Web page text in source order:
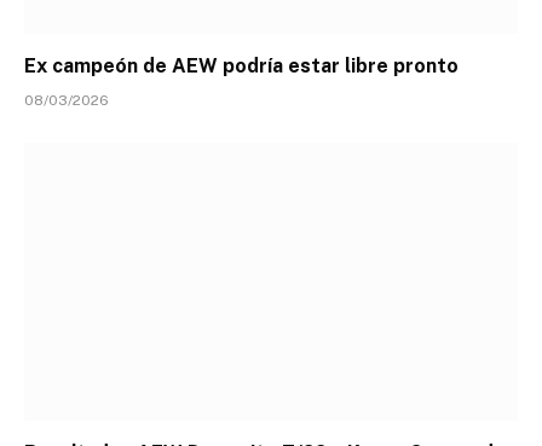
Ex campeón de AEW podría estar libre pronto
08/03/2026